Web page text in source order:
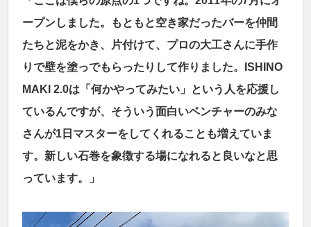
ープンしました。もともと空き家だったバーを仲間
たちと泥をかき、片付けて、プロの大工さんに手作
りで壁を塗っでもらったりして作りました。ISHINO
MAKI 2.0は「何かやってみたい」という人を応援し
ているんですが、そういう面白いベンチャーのみな
さんが1日マスターをしてくれることも増えていま
す。新しい石巻を象徴する場になれると良いなと思
っています。」